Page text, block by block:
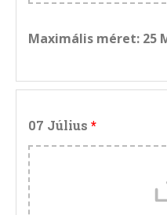
Maximális méret: 25
07 Július